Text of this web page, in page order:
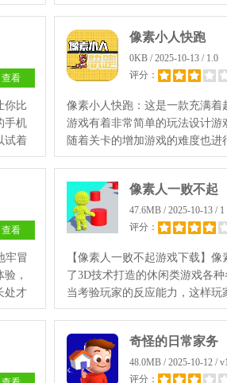
画有
查看
你比
手机
试着
像素小人快跑
0KB / 2025-10-13 / 1.0
评分：
像素小人快跑：这是一款充满着
游戏有着非常简单的玩法设计游
随着关卡的增加游戏的难度也
常的简单有趣，喜欢的玩家快来
查看
牢冒
，
处才
像素人一败不起
47.6MB / 2025-10-13 / 1
评分：
【像素人一败不起游戏下载】
了3D技术打造的休闲类游戏各
当考验玩家的反应能力，这样玩
玩家需要快速的去越过各种障碍
奇怪的日常家务
48.0MB / 2025-10-12 /
评分：